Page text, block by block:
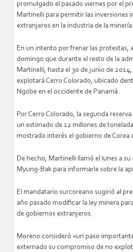
promulgado el pasado viernes por el
Martinelli para permitir las inversiones
extranjeros en la industria de la minería
En un intento por frenar las protestas,
domingo que durante el resto de la
Martinelli, hasta el 30 de junio de
explotará Cerro Colorado, ubicado
Ngöbe en el occidente de Panamá.
Por Cerro Colorado, la segunda
un estimado de 12 millones de
mostrado interés el gobierno de Corea
De hecho, Martinelli llamó el lunes a
Myung-Bak para informarle sobre la
El mandatario surcoreano sugirió al
año pasado modificar la ley minera
de gobiernos extranjeros.
Moreno consideró «un paso
externado su compromiso de no